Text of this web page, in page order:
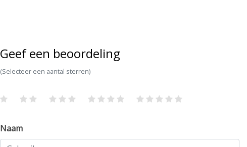
Geef een beoordeling
(Selecteer een aantal sterren)
Naam